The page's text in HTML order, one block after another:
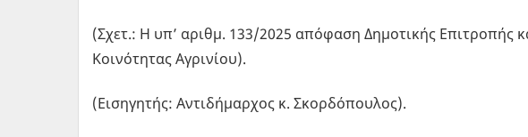
(Σχετ.: Η υπ’ αριθμ. 133/2025 απόφαση Δημοτικής Επιτροπής
Κοινότητας Αγρινίου).
(Εισηγητής: Αντιδήμαρχος κ. Σκορδόπουλος).